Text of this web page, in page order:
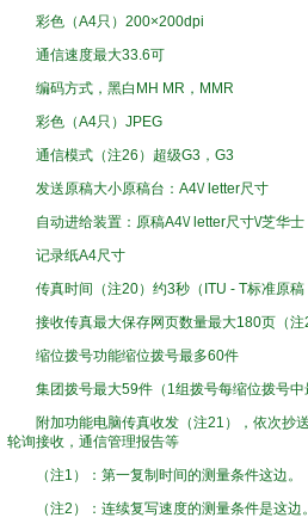
彩色（A4只） 200×200dpi
通信速度最大33.6可
编码方式， 黑白 MH MR ， MMR
彩色（A4只） JPEG
通信模式（注26 ） 超级G3 ，G3
发送原稿大小原稿台 ： A4\/letter尺寸
自动进给装置： 原稿A4\/letter尺寸\/芝华士
记录纸A4尺寸
传真时间 （注20）约3秒（ ITU - T标准原稿
接收传真最大保存网页数量最大180页（注
缩位拨号功能缩位拨号最多60件
集团拨号最大59件（1组拨号每缩位拨号中
附加功能电脑传真收发（注21）， 依次抄
轮询接收， 通信管理报告等
（注1 ）： 第一复制 时间的测量条件这边。
（注2 ）： 连续复写速度的测量条件是这边